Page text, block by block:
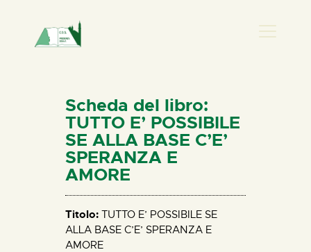
HOME
CHI SIAMO
NEWS
PERCORSI
BIBLIOTECA
ELISA SALERNO
CONTATTI
Scheda del libro:
TUTTO E’ POSSIBILE
SE ALLA BASE C’E’
SPERANZA E
AMORE
Titolo: TUTTO E’ POSSIBILE SE
ALLA BASE C’E’ SPERANZA E
AMORE